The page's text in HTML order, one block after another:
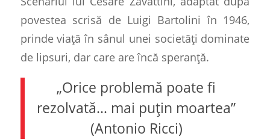
povestea scrisă de Luigi Bartolini în 1946,
prinde viață în sânul unei societăți dominate
de lipsuri, dar care are încă speranță.
„Orice problemă poate fi
rezolvată… mai puțin moartea”
(Antonio Ricci)